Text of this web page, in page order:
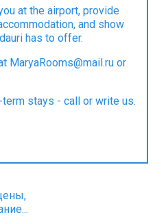
at the airport, provide
and show
has to offer.
MaryaRooms@mail.ru or
stays - call or write us.